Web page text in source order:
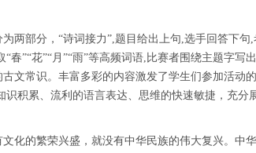
两部分， “诗词接力”,题目给出上句,选手回答下句,
“春”“花”“月”“雨”等高频词语, 比赛者围绕主题字写
文常识。丰富多彩的内容激发了学生们参加活动
积累、流利的语言表达、思维的快速敏捷，充分
化的繁荣兴盛，就没有中华民族的伟大复兴。中